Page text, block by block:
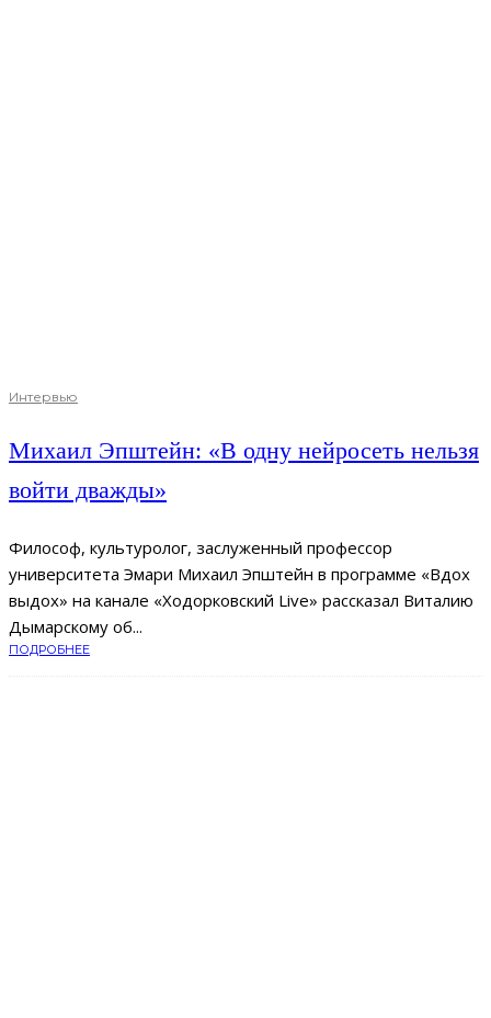
Интервью
Михаил Эпштейн: «В одну нейросеть нельзя
войти дважды»
Философ, культуролог, заслуженный профессор
университета Эмари Михаил Эпштейн в программе «Вдох
выдох» на канале «Ходорковский Live» рассказал Виталию
Дымарскому об...
ПОДРОБНЕЕ